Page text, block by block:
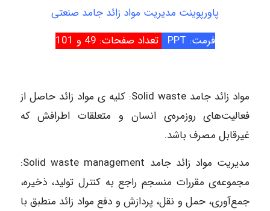
پاورپوینت مدیریت مواد زائد جامد صنعتی
فرمت: PPT
تعداد صفحات: 49 و 101
مواد زائد جامد Solid waste: کل‍‍یه‌ ی مواد زائد حاصل از
فعالیت‌های روزمره‌ی انسان و متعلقات اطرافش که
غیرقابل مصرف باشد.
مدیریت مواد زائد جامد Solid waste management:
مجموعه‌ی مقررات منسجم راجع به کنترل تولید، ذخیره،
جمع‌آوری، حمل و نقل، پردازش و دفع مواد زائد منطبق با